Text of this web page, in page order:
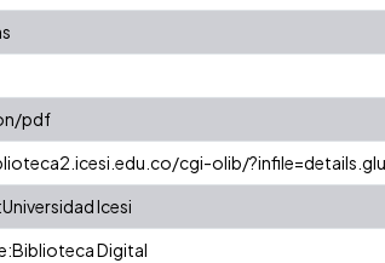
pdf
cgi-olib/
Icesi
Digital